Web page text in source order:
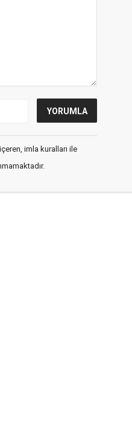
imla kuralları ile